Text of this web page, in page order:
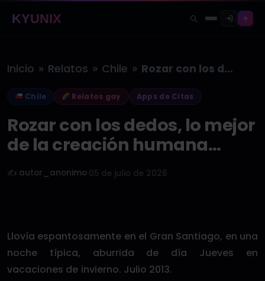
KYUNIX
Inicio » Relatos » Chile » Rozar con los dedos, lo mejor…
Chile Relatos gay Apps de Citas
Rozar con los dedos, lo mejor
de la creación humana…
✍️ autor_anonimo 05 de julio de 2026
Llovía espantosamente en el Gran Santiago, en una
noche típica, aburrida de día Jueves en
vacaciones de invierno. Julio 2013.